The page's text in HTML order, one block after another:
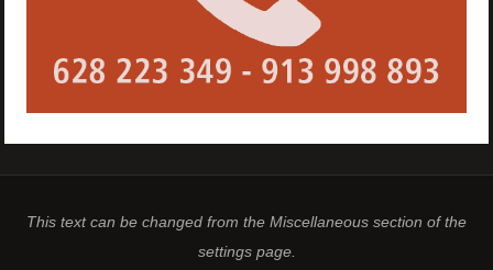
This text can be changed from the Miscellaneous section of the
settings page.